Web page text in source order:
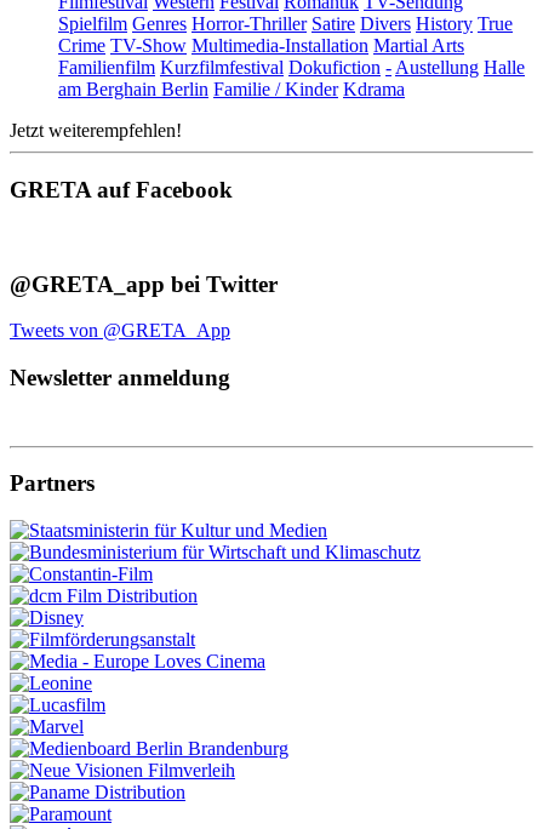
Spielfilm Genres Horror-Thriller Satire Divers History True
Crime TV-Show Multimedia-Installation Martial Arts
Familienfilm Kurzfilmfestival Dokufiction -Austellung Halle
am Berghain Berlin Familie / Kinder Kdrama
Jetzt weiterempfehlen!
GRETA auf Facebook
@GRETA_app bei Twitter
Tweets von @GRETA_App
Newsletter anmeldung
Partners